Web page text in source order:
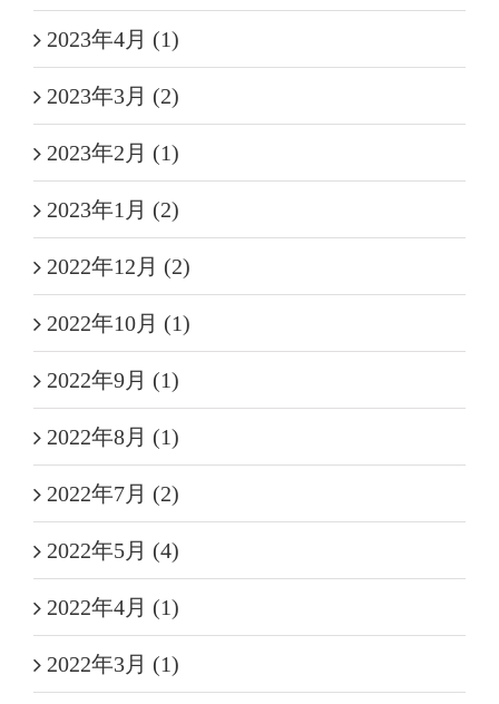
2023年4月 (1)
2023年3月 (2)
2023年2月 (1)
2023年1月 (2)
2022年12月 (2)
2022年10月 (1)
2022年9月 (1)
2022年8月 (1)
2022年7月 (2)
2022年5月 (4)
2022年4月 (1)
2022年3月 (1)